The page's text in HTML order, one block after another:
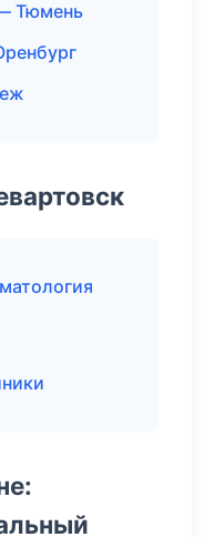
Тюмень